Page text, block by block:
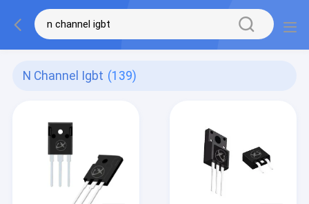
N Channel Igbt (139)